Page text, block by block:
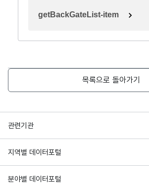
getBackGateList-item
목록으로 돌아가기
관련기관
행정안전부
한국지능정보사회진흥원
국가정보자원관리원
지역별 데이터포털
서울 열린데이터광장
경기데이터드림
분야별 데이터포털
기상자료개방포털